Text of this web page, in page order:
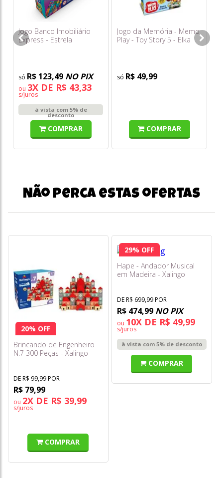
Jogo Banco Imobiliário
Express - Estrela
R$ 123,49 NO PIX
ou 3X DE R$ 43,33
s/juros
à vista com 5% de
desconto
COMPRAR
Jogo da Memória - Memo
Play - Toy Story 5 - Elka
R$ 49,99
COMPRAR
Não perca estas ofertas
20% OFF
Brincando de Engenheiro
N.7 300 Peças - Xalingo
DE R$ 99,99 POR
R$ 79,99
ou 2X DE R$ 39,99
s/juros
COMPRAR
29% OFF
Hape - Andador Musical
em Madeira - Xalingo
DE R$ 699,99 POR
R$ 474,99 NO PIX
ou 10X DE R$ 49,99
s/juros
à vista com 5% de desconto
COMPRAR